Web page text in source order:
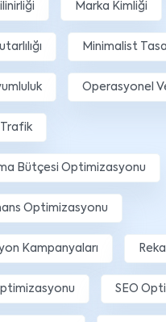
Marka Kimliği
Minimalist
Operasyonel
Bütçesi Optimizasyonu
Optimizasyonu
Kampanyaları
SEO